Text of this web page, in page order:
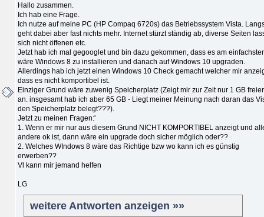
Hallo zusammen.
Ich hab eine Frage.
Ich nutze auf meine PC (HP Compaq 6720s) das Betriebssystem Vista.
geht dabei aber fast nichts mehr. Internet stürzt ständig ab, diverse Seiten
sich nicht öffenen etc.
Jetzt hab ich mal gegooglet und bin dazu gekommen, dass es am
wäre Windows 8 zu installieren und danach auf Windows 10 upgraden.
Allerdings hab ich jetzt einen Windows 10 Check gemacht welcher mir
dass es nicht komportibel ist.
Einziger Grund wäre zuwenig Speicherplatz (Zeigt mir zur Zeit nur 1 GB
an. insgesamt hab ich aber 65 GB - Liegt meiner Meinung nach daran das
den Speicherplatz belegt???).
Jetzt zu meinen Fragen:'
1. Wenn er mir nur aus diesem Grund NICHT KOMPORTIBEL anzeigt und
andere ok ist, dann wäre ein upgrade doch sicher möglich oder??
2. Welches WIndows 8 wäre das Richtige bzw wo kann ich es günstig
erwerben??
Vl kann mir jemand helfen
LG
weitere Antworten anzeigen »»